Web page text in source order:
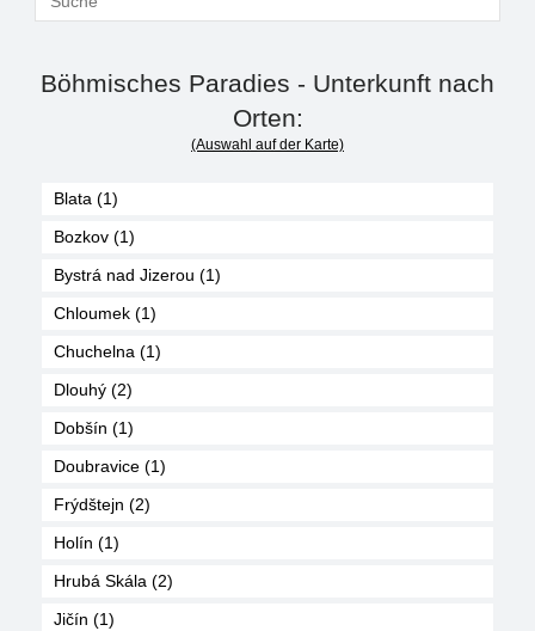
Böhmisches Paradies - Unterkunft nach
Orten:
(Auswahl auf der Karte)
Blata (1)
Bozkov (1)
Bystrá nad Jizerou (1)
Chloumek (1)
Chuchelna (1)
Dlouhý (2)
Dobšín (1)
Doubravice (1)
Frýdštejn (2)
Holín (1)
Hrubá Skála (2)
Jičín (1)